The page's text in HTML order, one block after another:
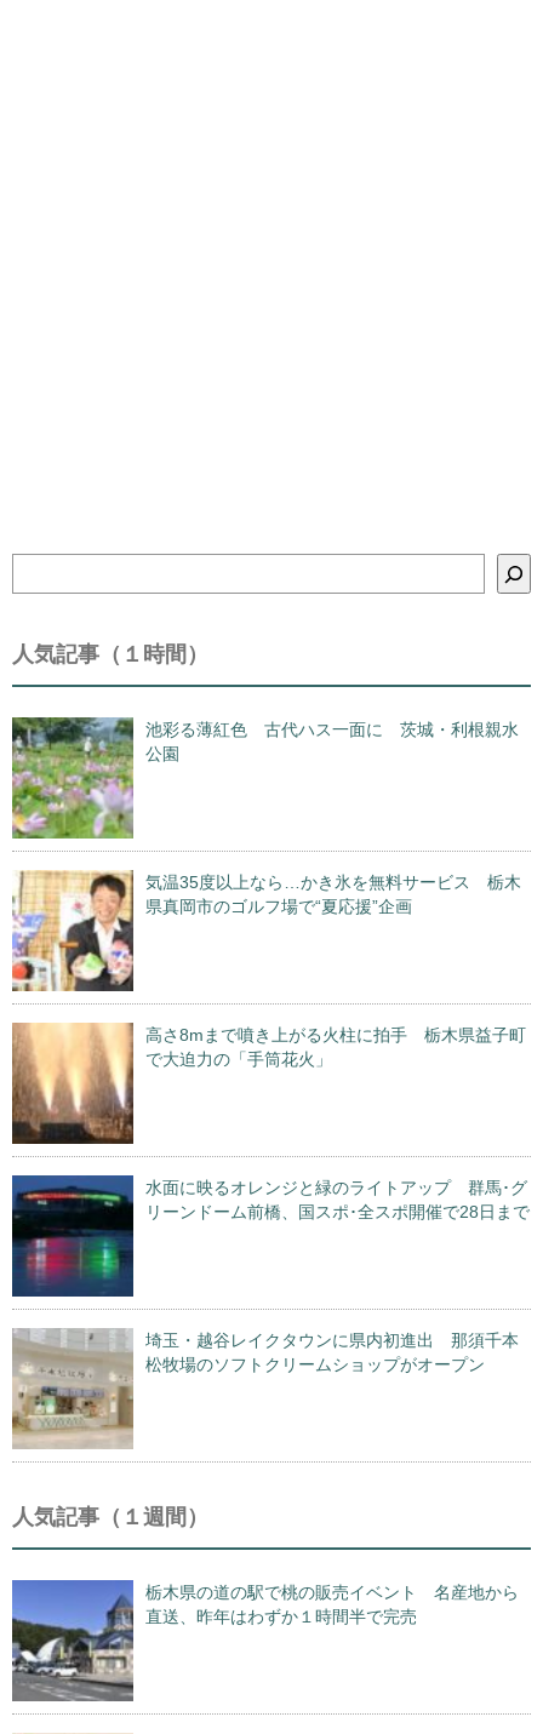
索
人気記事（１時間）
池彩る薄紅色 古代ハス一面に 茨城・利根親水
公園
気温35度以上なら…かき氷を無料サービス 栃木
県真岡市のゴルフ場で“夏応援”企画
高さ8mまで噴き上がる火柱に拍手 栃木県益子町
で大迫力の「手筒花火」
水面に映るオレンジと緑のライトアップ 群馬･グ
リーンドーム前橋、国スポ･全スポ開催で28日まで
埼玉・越谷レイクタウンに県内初進出 那須千本
松牧場のソフトクリームショップがオープン
人気記事（１週間）
栃木県の道の駅で桃の販売イベント 名産地から
直送、昨年はわずか１時間半で完売